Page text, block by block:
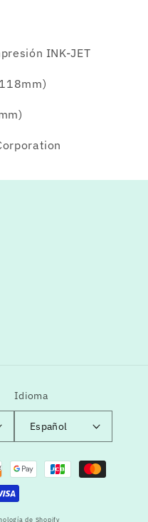
INK-JET
Idioma
Español
de Shopify